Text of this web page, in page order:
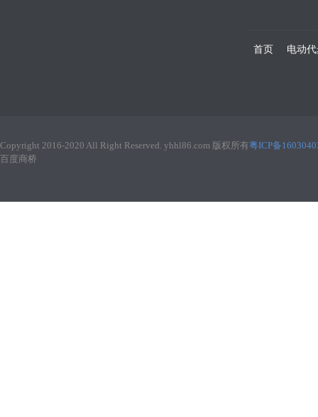
首页 电动
Copyright 2016-2020 All Right Reserved. yhhl86.com 版权所有粤ICP备
百度商桥